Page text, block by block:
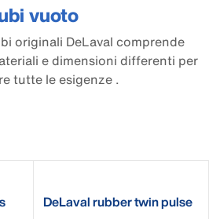
vuoto
originali DeLaval comprende
e dimensioni differenti per
tutte le esigenze .
DeLaval rubber twin pulse